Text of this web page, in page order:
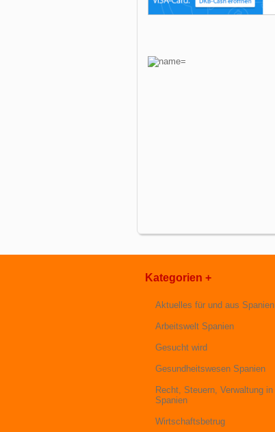
Kategorien +
Aktuelles für und aus Spanien
Arbeitswelt Spanien
Gesucht wird
Gesundheitswesen Spanien
Recht, Steuern, Verwaltung in
Spanien
Wirtschaftsbetrug